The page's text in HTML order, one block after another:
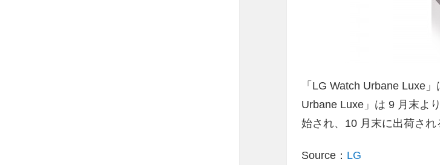
「LG Watch Urbane Luxe
Urbane Luxe」は 9 月末より
始され、10 月末に出荷され
Source： LG